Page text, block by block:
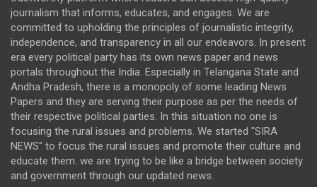
journalism that informs, educates, and engages. We are
committed to upholding the principles of journalistic integrity,
independence, and transparency in all our endeavors. In present
era every political party has its own news paper and news
portals throughout the India. Especially in Telangana State and
Andha Pradesh, there is a monopoly of some leading News
Papers and they are serving their purpose as per the needs of
their respective political parties. In this situation no one is
focusing the rural issues and problems. We started "SIRA
NEWS" to focus the rural issues and promote their culture and
educate them. we are trying to be like a bridge between society
and government through our updated news.